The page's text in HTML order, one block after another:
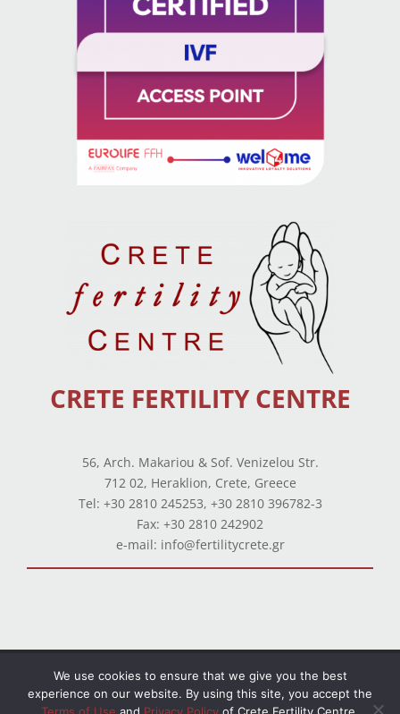
CRETE FERTILITY CENTRE
56, Arch. Makariou & Sof. Venizelou Str.
712 02, Heraklion, Crete, Greece
Tel: +30 2810 245253, +30 2810 396782-3
Fax: +30 2810 242902
e-mail: info@fertilitycrete.gr
Terms of use –Privacy Policy– Balance Sheets
© Copyright 2026 All Rights Reserved. Powered by
We use cookies to ensure that we give you the best
experience on our website. By using this site, you accept the